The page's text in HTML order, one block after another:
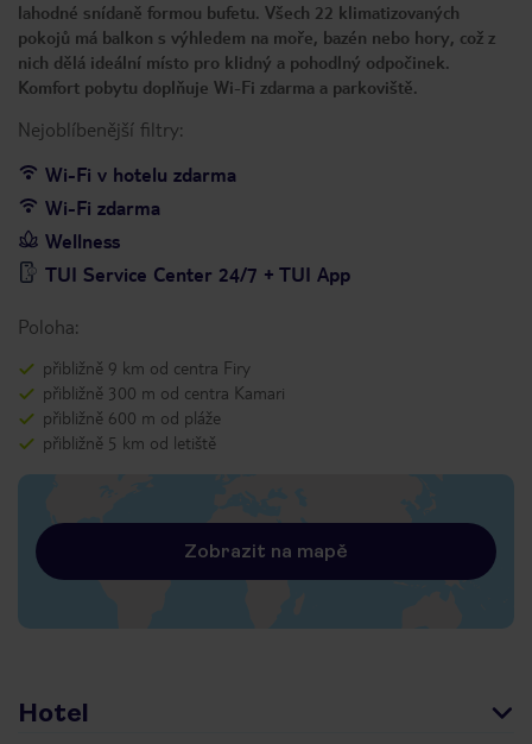
lahodné snídaně formou bufetu. Všech 22 klimatizovaných
pokojů má balkon s výhledem na moře, bazén nebo hory, což z
nich dělá ideální místo pro klidný a pohodlný odpočinek.
Komfort pobytu doplňuje Wi-Fi zdarma a parkoviště.
Nejoblíbenější filtry:
Wi-Fi v hotelu zdarma
Wi-Fi zdarma
Wellness
TUI Service Center 24/7 + TUI App
Poloha:
přibližně 9 km od centra Firy
přibližně 300 m od centra Kamari
přibližně 600 m od pláže
přibližně 5 km od letiště
Zobrazit na mapě
Hotel